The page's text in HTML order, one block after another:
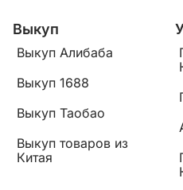
Выкуп
Выкуп Алибаба
Выкуп 1688
Выкуп Таобао
Выкуп товаров из
Китая